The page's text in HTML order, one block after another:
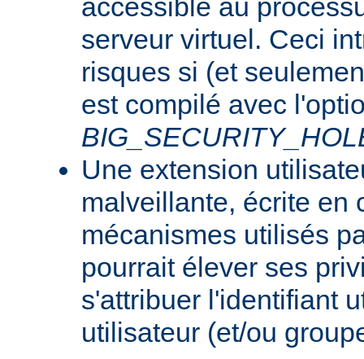
accessible au
serveur virtuel. Ceci
risques si (et
est compilé avec
Une extension
malveillante, écrite en
mécanismes utilisés
pourrait élever ses
s'attribuer l'identifiant
utilisateur (et/ou